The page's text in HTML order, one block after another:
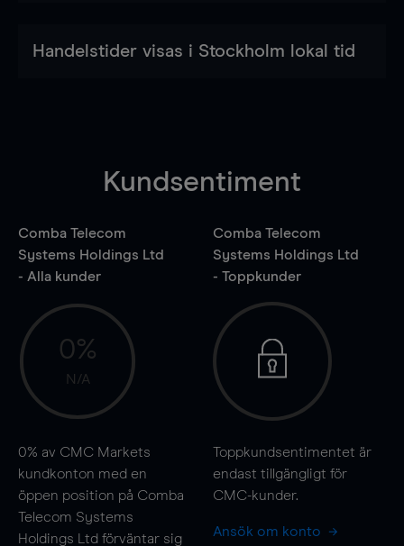
Handelstider visas i Stockholm lokal tid
Kundsentiment
Comba Telecom
Systems Holdings Ltd
- Alla kunder
0%
N/A
0% av CMC Markets
kundkonton med en
öppen position på Comba
Telecom Systems
Holdings Ltd förväntar sig
Comba Telecom
Systems Holdings Ltd
- Toppkunder
Toppkundsentimentet är
endast tillgängligt för
CMC-kunder.
Ansök om konto